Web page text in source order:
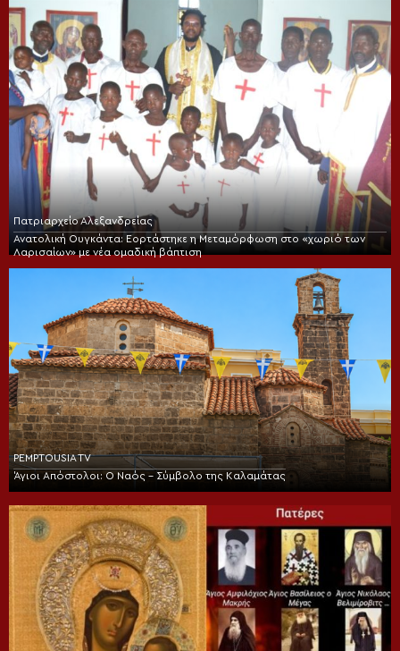
Πατριαρχείο Αλεξανδρείας
Ανατολική Ουγκάντα: Εορτάστηκε η Μεταμόρφωση στο «χωριό των
Λαρισαίων» με νέα ομαδική βάπτιση
PEMPTOUSIA TV
Άγιοι Απόστολοι: Ο Ναός – Σύμβολο της Καλαμάτας